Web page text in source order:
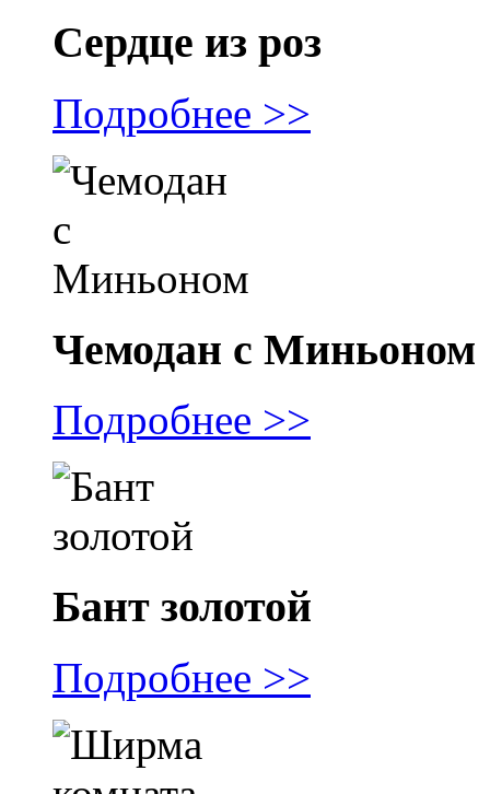
Сердце из роз
Подробнее >>
Чемодан с Миньоном
Подробнее >>
Бант золотой
Подробнее >>